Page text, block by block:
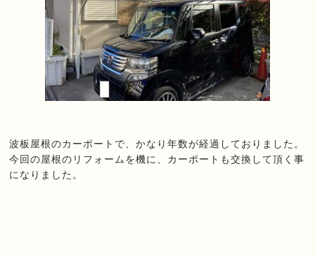
波板屋根のカーポートで、かなり年数が経過しておりました。
今回の屋根のリフォームを機に、 カーポートも交換して頂く事
になりました。